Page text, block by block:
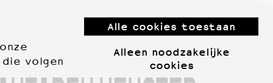
volgen
Alle cookies toestaan
Alleen noodzakelijke
cookies